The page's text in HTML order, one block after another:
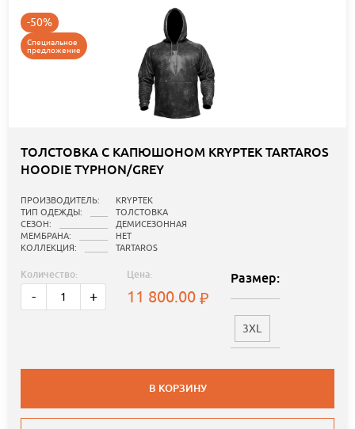
-50%
Специальное
предложение
ТОЛСТОВКА С КАПЮШОНОМ KRYPTEK TARTAROS
HOODIE TYPHON/GREY
ПРОИЗВОДИТЕЛЬ:
KRYPTEK
ТИП ОДЕЖДЫ:
ТОЛСТОВКА
СЕЗОН:
ДЕМИСЕЗОННАЯ
МЕМБРАНА:
НЕТ
КОЛЛЕКЦИЯ:
TARTAROS
Количество:
- +
Цена:
11 800.00
Размер:
3XL
В КОРЗИНУ